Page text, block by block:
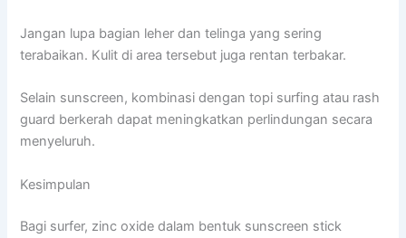
Jangan lupa bagian leher dan telinga yang sering
terabaikan. Kulit di area tersebut juga rentan terbakar.
Selain sunscreen, kombinasi dengan topi surfing atau rash
guard berkerah dapat meningkatkan perlindungan secara
menyeluruh.
Kesimpulan
Bagi surfer, zinc oxide dalam bentuk sunscreen stick